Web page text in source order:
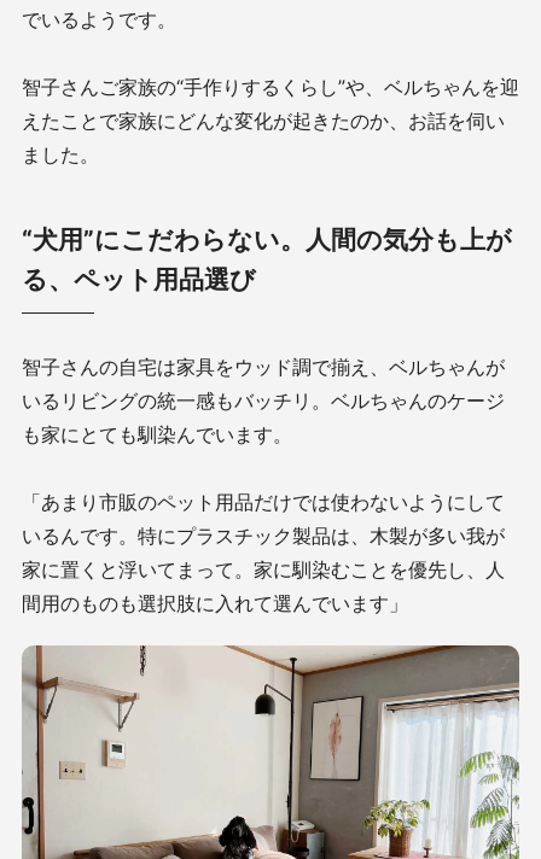
でいるようです。
智子さんご家族の“手作りするくらし”や、ベルちゃんを迎
えたことで家族にどんな変化が起きたのか、お話を伺い
ました。
“犬用”にこだわらない。人間の気分も上が
る、ペット用品選び
智子さんの自宅は家具をウッド調で揃え、ベルちゃんが
いるリビングの統一感もバッチリ。ベルちゃんのケージ
も家にとても馴染んでいます。
「あまり市販のペット用品だけでは使わないようにして
いるんです。特にプラスチック製品は、木製が多い我が
家に置くと浮いてまって。家に馴染むことを優先し、人
間用のものも選択肢に入れて選んでいます」